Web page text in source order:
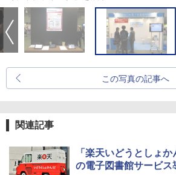
この写真の記事へ
関連記事
「楽天いどうとしょ
の電子図書館サービス